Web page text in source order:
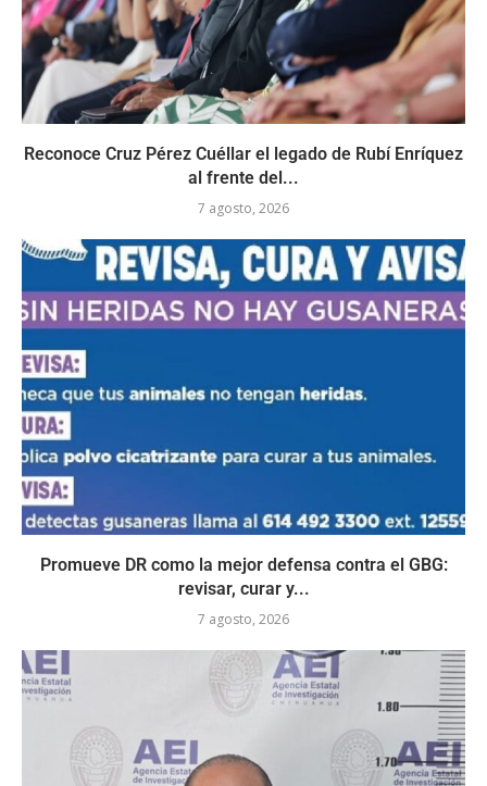
Reconoce Cruz Pérez Cuéllar el legado de Rubí Enríquez
al frente del...
7 agosto, 2026
Promueve DR como la mejor defensa contra el GBG:
revisar, curar y...
7 agosto, 2026